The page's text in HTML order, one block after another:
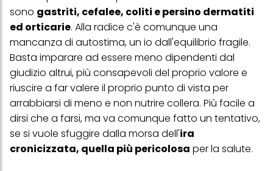
sono gastriti, cefalee, coliti e persino dermatiti
ed orticarie. Alla radice c'è comunque una
mancanza di autostima, un io dall'equilibrio fragile.
Basta imparare ad essere meno dipendenti dal
giudizio altrui, più consapevoli del proprio valore e
riuscire a far valere il proprio punto di vista per
arrabbiarsi di meno e non nutrire collera. Più facile a
dirsi che a farsi, ma va comunque fatto un tentativo,
se si vuole sfuggire dalla morsa dell'ira
cronicizzata, quella più pericolosa per la salute.